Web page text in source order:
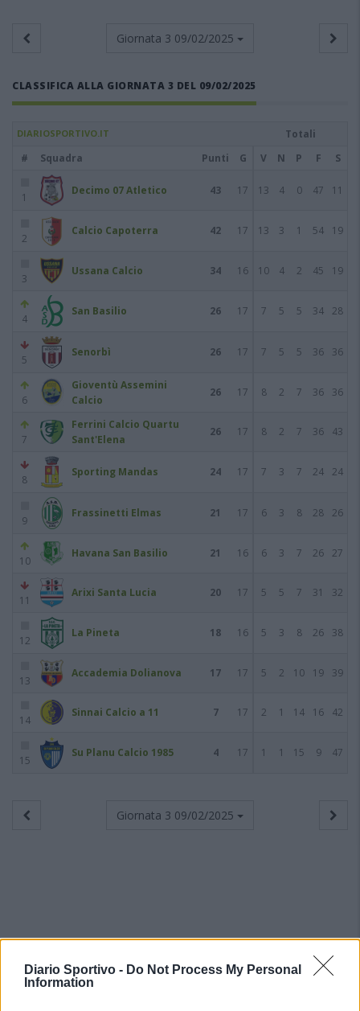
Diario Sportivo - Do Not Process My Personal
Information
Giornata 3 09/02/2025
CLASSIFICA ALLA GIORNATA 3 DEL 09/02/2025
DIARIOSPORTIVO.IT
Totali
#
Squadra Punti G V N P F S
1
Decimo 07 Atletico 43 17 13 4 0 47 11
2
Calcio Capoterra 42 17 13 3 1 54 19
3
Ussana Calcio 34 16 10 4 2 45 19
4
San Basilio 26 17 7 5 5 34 28
5
Senorbì 26 17 7 5 5 36 36
6
Gioventù Assemini
Calcio
26 17 8 2 7 36 36
7
Ferrini Calcio Quartu
Sant'Elena
26 17 8 2 7 36 43
8
Sporting Mandas 24 17 7 3 7 24 24
9
Frassinetti Elmas 21 17 6 3 8 28 26
10
Havana San Basilio 21 16 6 3 7 26 27
11
Arixi Santa Lucia 20 17 5 5 7 31 32
12
La Pineta 18 16 5 3 8 26 38
13
Accademia Dolianova 17 17 5 2 10 19 39
14
Sinnai Calcio a 11 7 17 2 1 14 16 42
15
Su Planu Calcio 1985 4 17 1 1 15 9 47
Giornata 3 09/02/2025